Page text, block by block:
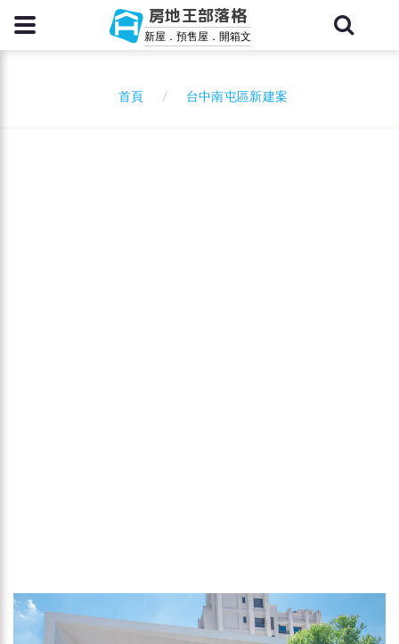
房地王部落格
新屋．預售屋．開箱文
首頁 台中南屯區新建案